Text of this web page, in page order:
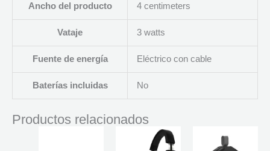
Ancho del producto ‎4 centimeters
Vataje ‎3 watts
Fuente de energía ‎Eléctrico con cable
Baterías incluidas ‎No
Productos relacionados